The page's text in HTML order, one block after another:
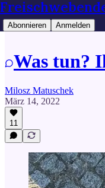
Abonnieren Anmelden
Was tun?
Milosz Matuschek
März 14, 2022
11